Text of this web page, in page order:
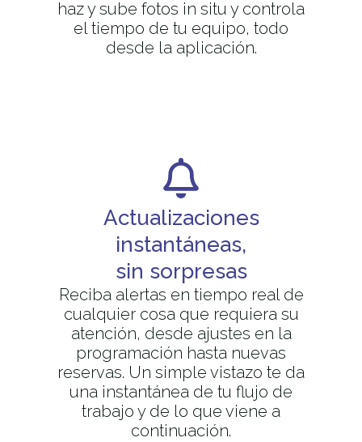
haz y sube fotos in situ y controla
el tiempo de tu equipo, todo
desde la aplicación.
Actualizaciones
instantáneas,
sin sorpresas
Reciba alertas en tiempo real de
cualquier cosa que requiera su
atención, desde ajustes en la
programación hasta nuevas
reservas. Un simple vistazo te da
una instantánea de tu flujo de
trabajo y de lo que viene a
continuación.